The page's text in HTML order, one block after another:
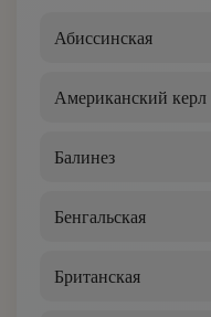
Абиссинская
Американский керл
Балинез
Бенгальская
Британская